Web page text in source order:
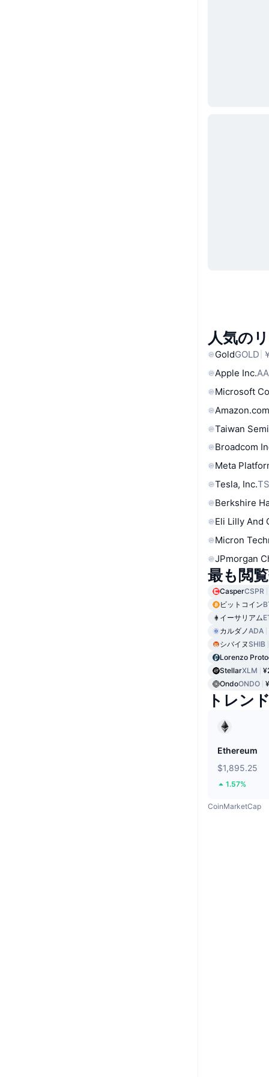
人気の
GoldGOLD
Apple Inc.
Microsoft
Taiwan
Broadcom
Meta
Tesla, Inc.
Berkshire
Eli Lilly And
Micron
JPmorgan
最も閲
CasperCSPR
ビットコイン
イーサリアム
カルダノADA
シバイヌ SHIB
Lorenzo
StellarXLM
OndoONDO
トレンド
Ethereum
$1,895.25
1.57%
CoinMarketCap